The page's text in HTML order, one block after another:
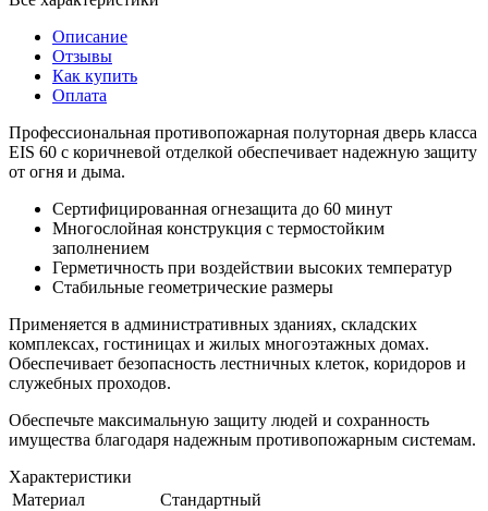
Описание
Отзывы
Как купить
Оплата
Профессиональная противопожарная полуторная дверь класса
EIS 60 с коричневой отделкой обеспечивает надежную защиту
от огня и дыма.
Сертифицированная огнезащита до 60 минут
Многослойная конструкция с термостойким
заполнением
Герметичность при воздействии высоких температур
Стабильные геометрические размеры
Применяется в административных зданиях, складских
комплексах, гостиницах и жилых многоэтажных домах.
Обеспечивает безопасность лестничных клеток, коридоров и
служебных проходов.
Обеспечьте максимальную защиту людей и сохранность
имущества благодаря надежным противопожарным системам.
Характеристики
Материал
Стандартный